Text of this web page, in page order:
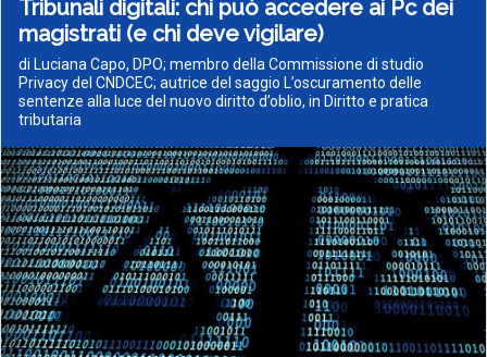
Tribunali digitali: chi può accedere ai Pc dei
magistrati (e chi deve vigilare)
di Luciana Capo, DPO; membro della Commissione di studio
Privacy del CNDCEC; autrice del saggio L’oscuramento delle
sentenze alla luce del nuovo diritto d’oblio, in Diritto e pratica
tributaria